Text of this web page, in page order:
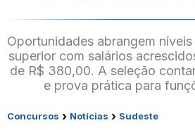
Oportunidades abrangem
superior com salários
de R$ 380,00. A seleção
e prova prática para
Concursos › Notícias › Sudeste